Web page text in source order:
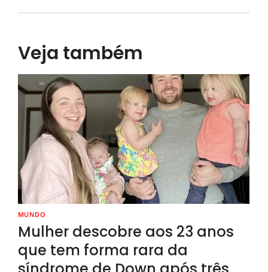
Veja também
MUNDO
Mulher descobre aos 23 anos
que tem forma rara da